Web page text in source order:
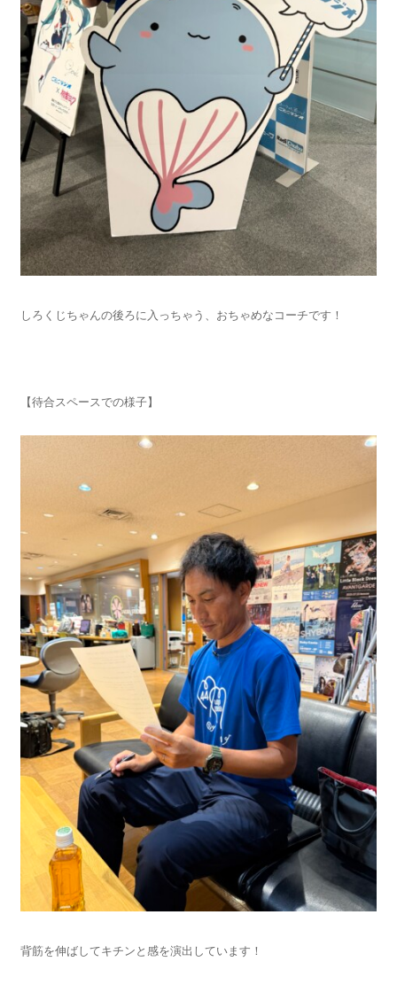
しろくじちゃんの後ろに入っちゃう、おちゃめなコーチです！
【待合スペースでの様子】
背筋を伸ばしてキチンと感を演出しています！